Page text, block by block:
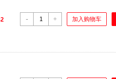
- + 加入购物车